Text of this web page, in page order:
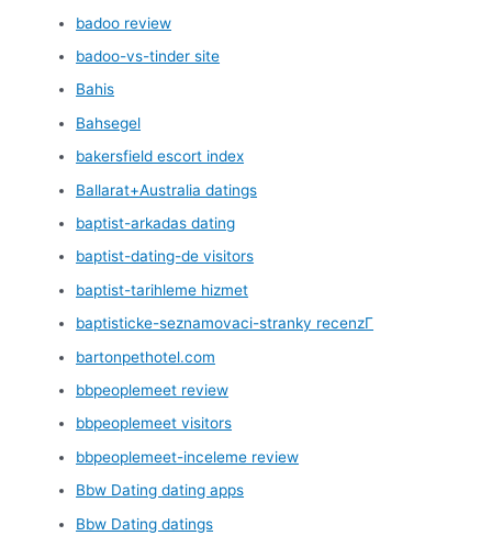
badoo review
badoo-vs-tinder site
Bahis
Bahsegel
bakersfield escort index
Ballarat+Australia datings
baptist-arkadas dating
baptist-dating-de visitors
baptist-tarihleme hizmet
baptisticke-seznamovaci-stranky recenzГ­
bartonpethotel.com
bbpeoplemeet review
bbpeoplemeet visitors
bbpeoplemeet-inceleme review
Bbw Dating dating apps
Bbw Dating datings